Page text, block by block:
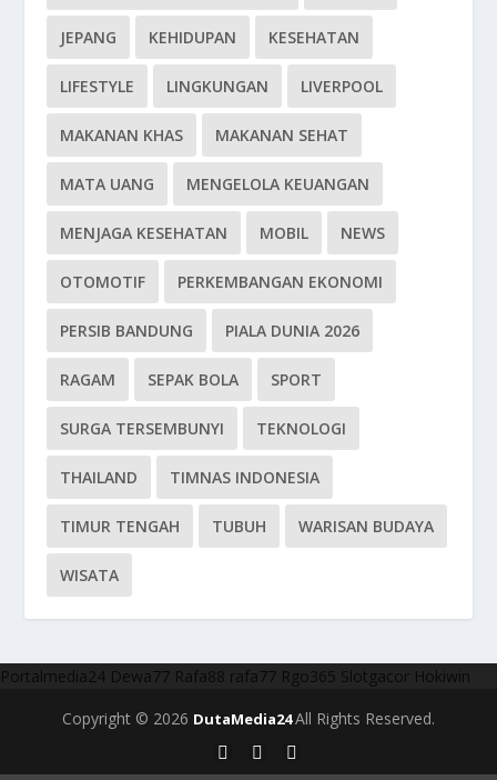
JEPANG KEHIDUPAN KESEHATAN
LIFESTYLE LINGKUNGAN LIVERPOOL
MAKANAN KHAS MAKANAN SEHAT
MATA UANG MENGELOLA KEUANGAN
MENJAGA KESEHATAN MOBIL NEWS
OTOMOTIF PERKEMBANGAN EKONOMI
PERSIB BANDUNG PIALA DUNIA 2026
RAGAM SEPAK BOLA SPORT
SURGA TERSEMBUNYI TEKNOLOGI
THAILAND TIMNAS INDONESIA
TIMUR TENGAH TUBUH WARISAN BUDAYA
WISATA
Portalmedia24 Dewa77 Rafa88 rafa77 Rgo365 Slotgacor Hokiwin
Copyright © 2026 DutaMedia24All Rights Reserved.